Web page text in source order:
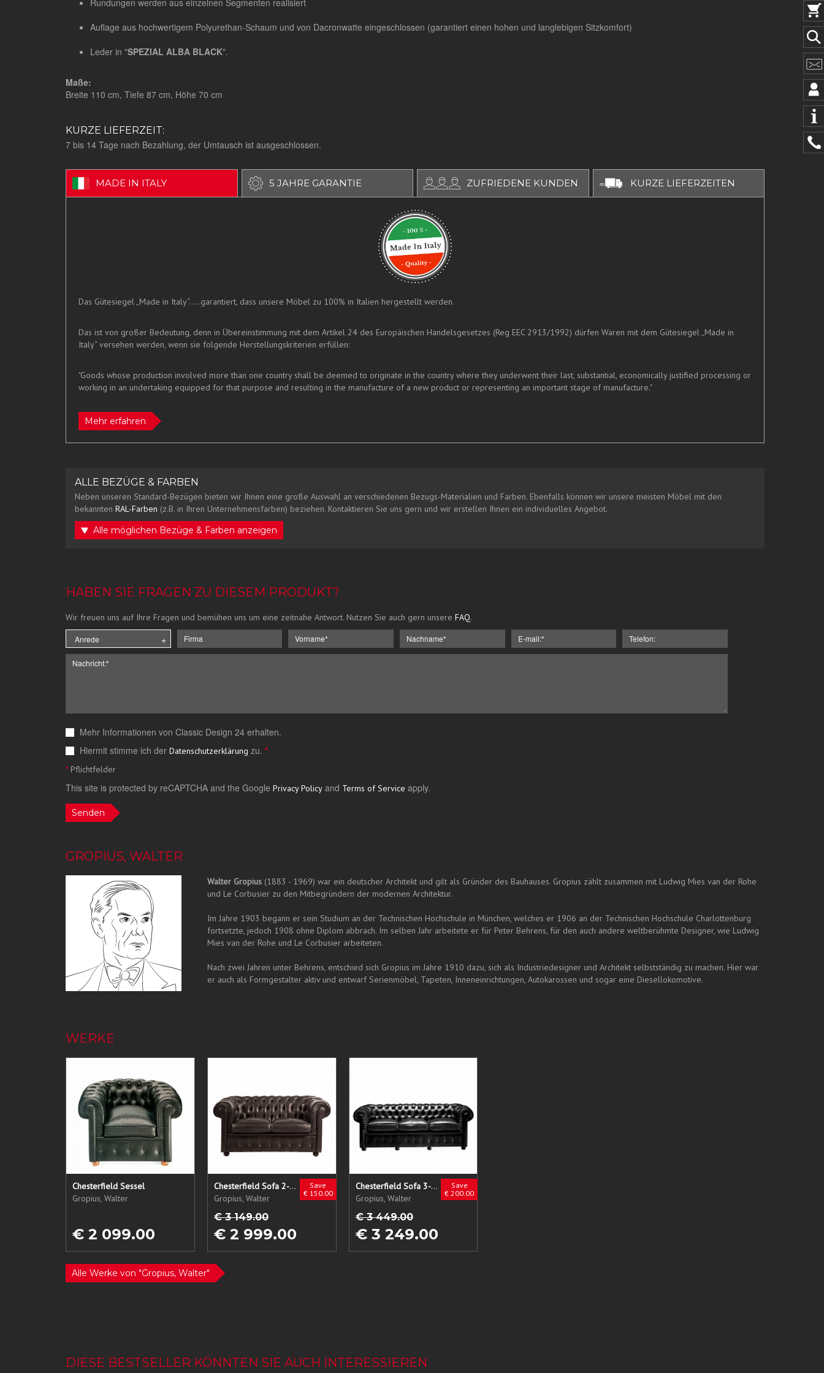
Auflage aus hochwertigem Polyurethan-Schaum und von Dacronwatte eingeschlossen (garantiert einen hohen und langlebigen Sitzkomfort)
Leder in "SPEZIAL ALBA BLACK".
Maße:
Breite 110 cm, Tiefe 87 cm, Höhe 70 cm
KURZE LIEFERZEIT:
7 bis 14 Tage nach Bezahlung, der Umtausch ist ausgeschlossen.
MADE IN ITALY 5 JAHRE GARANTIE ZUFRIEDENE KUNDEN KURZE LIEFERZEITEN
Das Gütesiegel „Made in Italy“.....garantiert, dass unsere Möbel zu 100% in Italien hergestellt werden.
Das ist von großer Bedeutung, denn in Übereinstimmung mit dem Artikel 24 des Europäischen Handelsgesetzes (Reg EEC 2913/1992) dürfen Waren mit dem Gütesiegel „Made in
Italy“ versehen werden, wenn sie folgende Herstellungskriterien erfüllen:
"Goods whose production involved more than one country shall be deemed to originate in the country where they underwent their last, substantial, economically justified processing or
working in an undertaking equipped for that purpose and resulting in the manufacture of a new product or representing an important stage of manufacture."
Mehr erfahren
ALLE BEZÜGE & FARBEN
Neben unseren Standard-Bezügen bieten wir Ihnen eine große Auswahl an verschiedenen Bezugs-Materialien und Farben. Ebenfalls können wir unsere meisten Möbel mit den
bekannten RAL-Farben (z.B. in Ihren Unternehmensfarben) beziehen. Kontaktieren Sie uns gern und wir erstellen Ihnen ein individuelles Angebot.
Alle möglichen Bezüge & Farben anzeigen
HABEN SIE FRAGEN ZU DIESEM PRODUKT?
Wir freuen uns auf Ihre Fragen und bemühen uns um eine zeitnahe Antwort. Nutzen Sie auch gern unsere FAQ.
Mehr Informationen von Classic Design 24 erhalten.
Hiermit stimme ich der Datenschutzerklärung zu. *
*Pflichtfelder
This site is protected by reCAPTCHA and the Google Privacy Policy and Terms of Service apply.
Senden
GROPIUS, WALTER
Walter Gropius(1883 - 1969) war ein deutscher Architekt und gilt als Gründer des Bauhauses. Gropius zählt zusammen mit Ludwig Mies van der Rohe
und Le Corbusier zu den Mitbegründern der modernen Architektur.
Im Jahre 1903 begann er sein Studium an der Technischen Hochschule in München, welches er 1906 an der Technischen Hochschule Charlottenburg
fortsetzte, jedoch 1908 ohne Diplom abbrach. Im selben Jahr arbeitete er für Peter Behrens, für den auch andere weltberühmte Designer, wie Ludwig
Mies van der Rohe und Le Corbusier arbeiteten.
Nach zwei Jahren unter Behrens, entschied sich Gropius im Jahre 1910 dazu, sich als Industriedesigner und Architekt selbstständig zu machen. Hier war
er auch als Formgestalter aktiv und entwarf Serienmöbel, Tapeten, Inneneinrichtungen, Autokarossen und sogar eine Diesellokomotive.
WERKE
Chesterfield Sessel
Gropius, Walter
€ 2 099.00
Save
€ 150.00
Chesterfield Sofa 2-Sitzer
Gropius, Walter
€ 3 149.00
€ 2 999.00
Save
€ 200.00
Chesterfield Sofa 3-Sitzer
Gropius, Walter
€ 3 449.00
€ 3 249.00
Alle Werke von "Gropius, Walter"
DIESE BESTSELLER KÖNNTEN SIE AUCH INTERESSIEREN